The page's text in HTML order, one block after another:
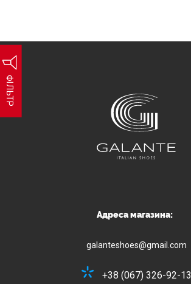
ФІЛЬТР
Адреса магазина:
galanteshoes@gmail.com
+38 (067) 326-92-13